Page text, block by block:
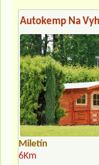
Autokemp Na
Miletín
6Km